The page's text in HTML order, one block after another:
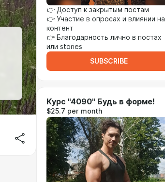
👉 Доступ к закрытым постам
👉 Участие в опросах и влиянии на
контент
👉 Благодарность лично в постах
или stories
SUBSCRIBE
Курс "4090" Будь в форме!
$25.7 per month